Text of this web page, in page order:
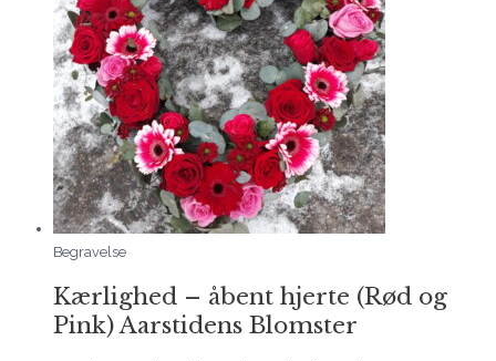
Begravelse
Kærlighed – åbent hjerte (Rød og
Pink) Aarstidens Blomster